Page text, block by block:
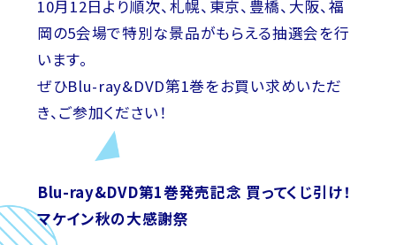
10月12日より順次、札幌、東京、豊橋、大阪、福
岡の5会場で特別な景品がもらえる抽選会を行
います。
ぜひBlu-ray&DVD第1巻をお買い求めいただ
き、ご参加ください！
Blu-ray&DVD第1巻発売記念 買ってくじ引け！
マケイン秋の大感謝祭